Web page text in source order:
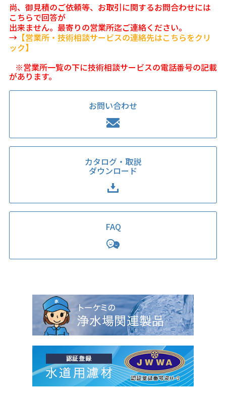
尚、御見積のご依頼等、お取引に関するお問合わせには
こちらで回答が
出来ません。最寄りの営業所迄ご連絡ください。
→【営業所・技術相談サービスの連絡先はこちらをクリ
ック】
※営業所一覧の下に技術相談サービスの電話番号の記載
があります。
お問い合わせ
カタログ・取説
ダウンロード
FAQ